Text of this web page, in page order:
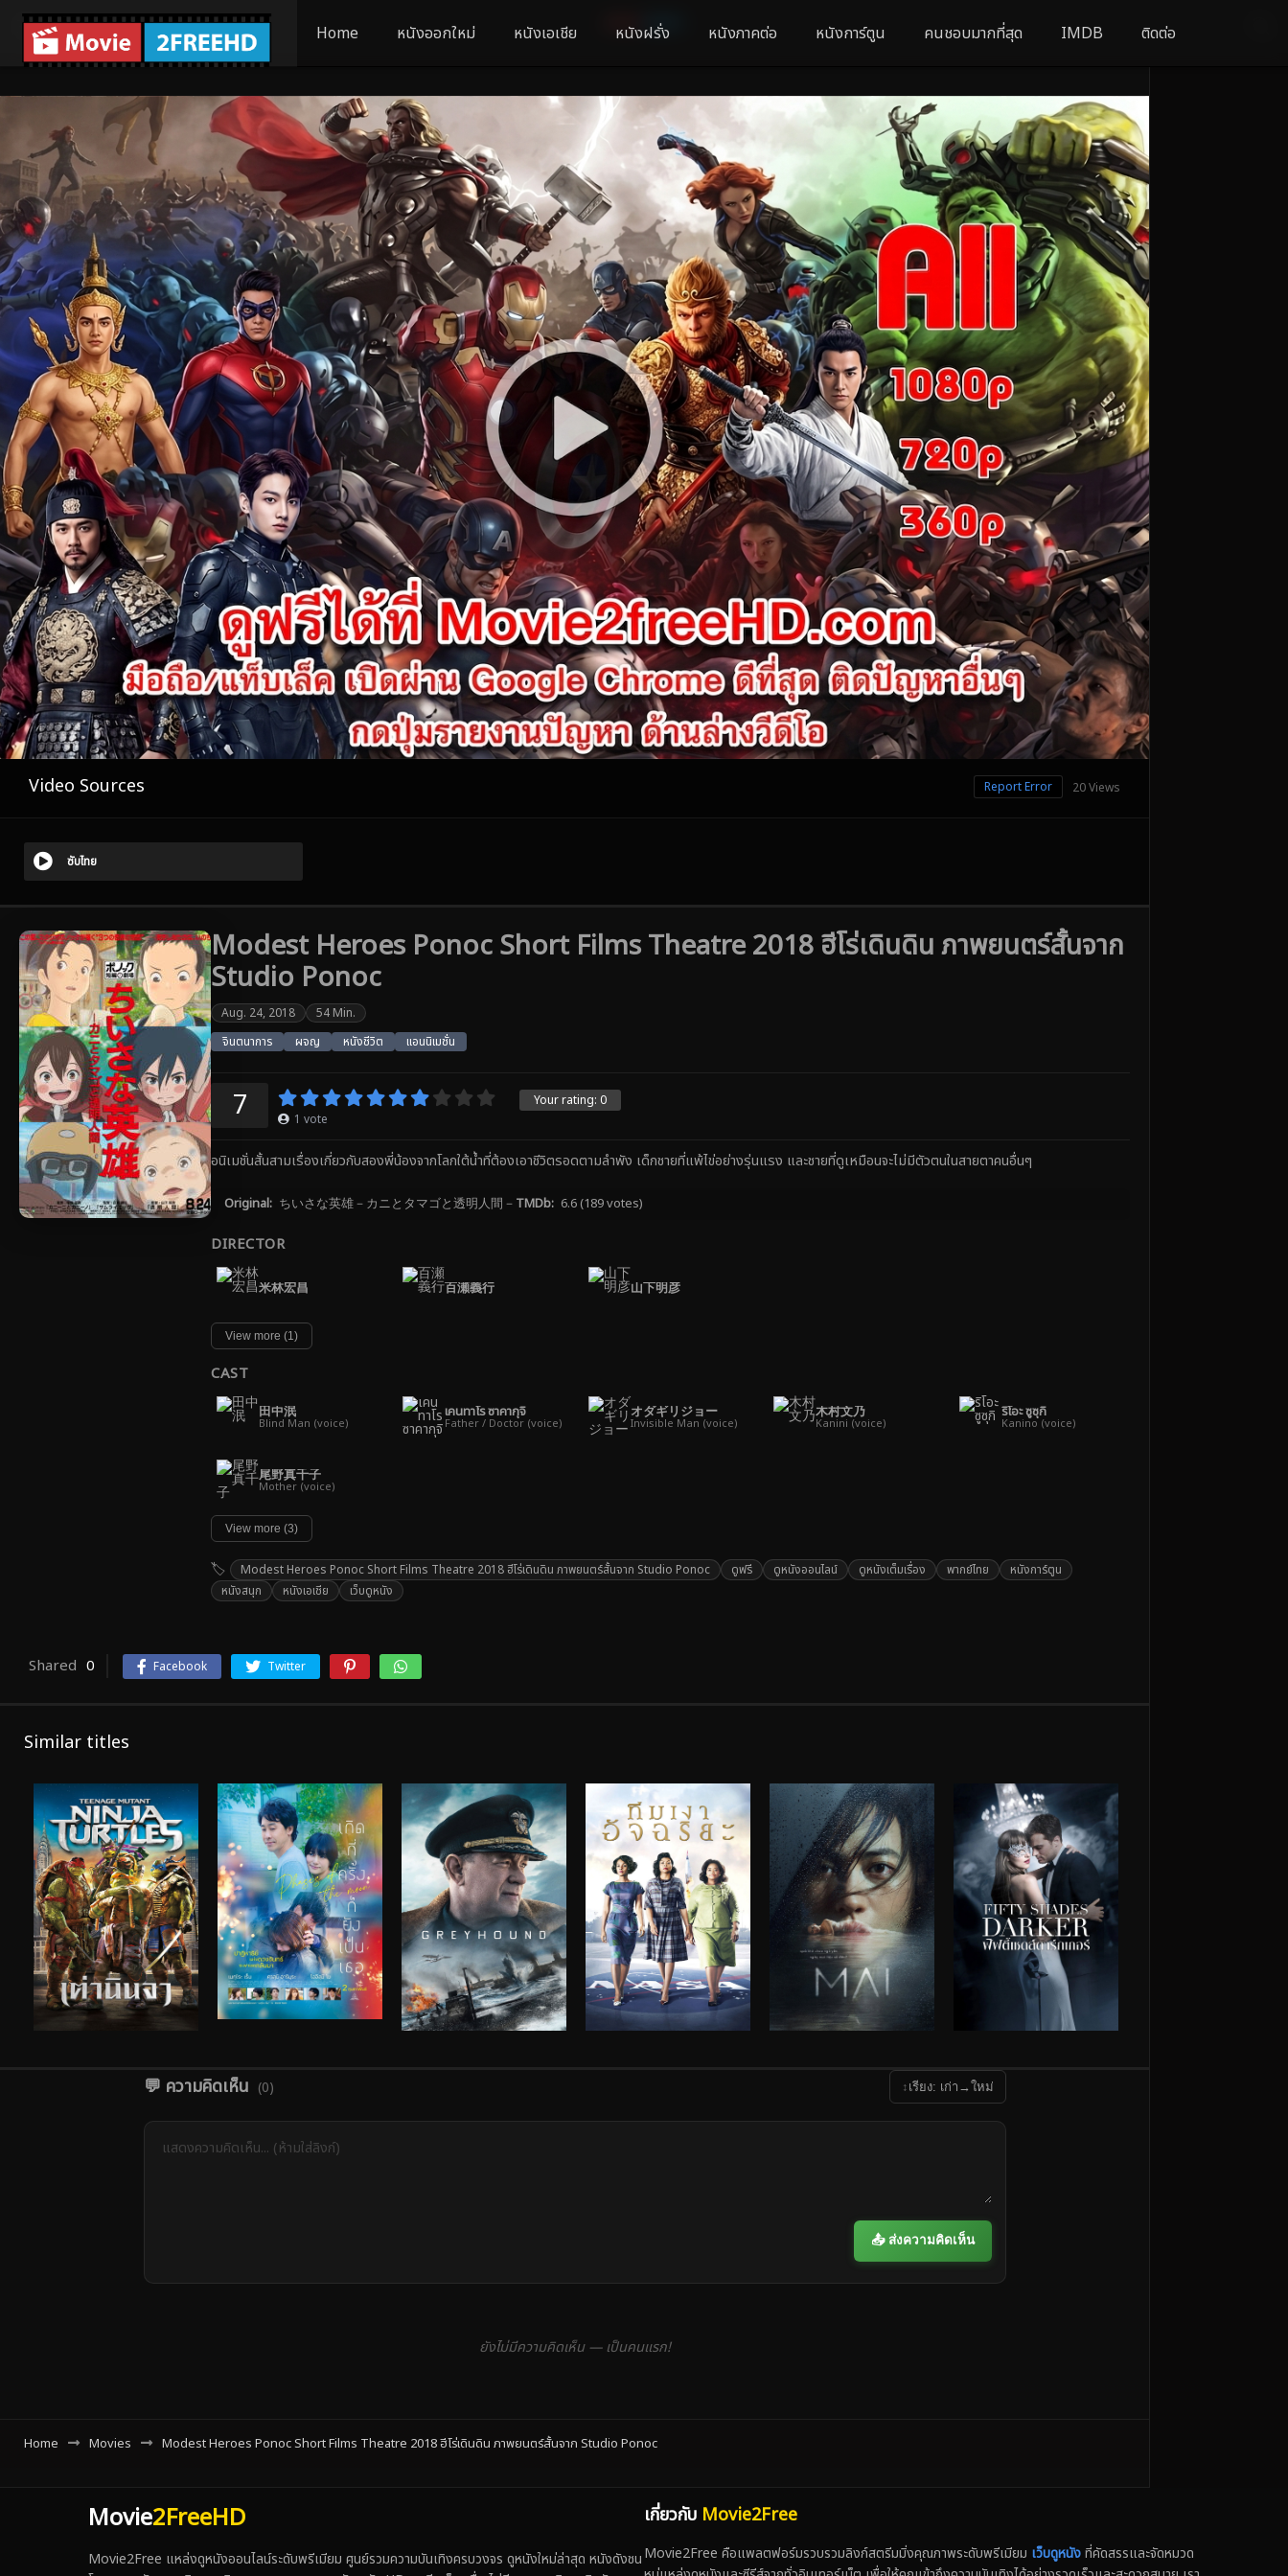
Home หนังออกใหม่ หนังเอเชีย หนังฝรั่ง หนังภาคต่อ หนังการ์ตูน คนชอบมากที่สุด IMDB ติดต่อ
Video Sources 20 Views
Report Error
ซับไทย
Modest Heroes Ponoc Short Films Theatre 2018 ฮีโร่เดินดิน ภาพยนตร์สั้นจาก
Studio Ponoc
Aug. 24, 2018
54 Min.
จินตนาการ
ผจญ หนังชีวิต แอนนิเมชั่น
Your rating: 0
7 1 vote
อนิเมชั่นสั้นสามเรื่องเกี่ยวกับสองพี่น้องจากโลกใต้น้ำที่ต้องเอาชีวิตรอดตามลำพัง เด็กชายที่แพ้ไข่อย่างรุ่นแรง และชายที่ดูเหมือนจะไม่มีตัวตนในสายตาคนอื่นๆ
Original: ちいさな英雄－カニとタマゴと透明人間－ TMDb: 6.6 (189 votes)
DIRECTOR
米林宏昌 百瀬義行 山下明彦
View more (1)
CAST
田中泯
Blind Man (voice)
เคนทาโร ซาคากุจิ
Father / Doctor (voice)
オダギリジョー
Invisible Man (voice)
木村文乃
Kanini (voice)
ริโอะ ซูซุกิ
Kanino (voice)
尾野真千子
Mother (voice)
View more (3)
Modest Heroes Ponoc Short Films Theatre 2018 ฮีโร่เดินดิน ภาพยนตร์สั้นจาก Studio Ponoc ดูฟรี ดูหนังออนไลน์ ดูหนังเต็มเรื่อง พากย์ไทย
หนังการ์ตูน
หนังสนุก
หนังเอเชีย เว็บดูหนัง
Shared 0 Facebook Twitter
Similar titles
💬 ความคิดเห็น (0) ↕ เรียง: เก่า→ใหม่
📤 ส่งความคิดเห็น
ยังไม่มีความคิดเห็น — เป็นคนแรก!
Home Movies Modest Heroes Ponoc Short Films Theatre 2018 ฮีโร่เดินดิน ภาพยนตร์สั้นจาก Studio Ponoc
Movie2FreeHD
Movie2Free แหล่งดูหนังออนไลน์ระดับพรีเมียม ศูนย์รวมความบันเทิงครบวงจร ดูหนังใหม่ล่าสุด หนังดังชน
เกี่ยวกับ Movie2Free
Movie2Free คือแพลตฟอร์มรวบรวมลิงก์สตรีมมิ่งคุณภาพระดับพรีเมียม เว็บดูหนังที่คัดสรรและจัดหมวด